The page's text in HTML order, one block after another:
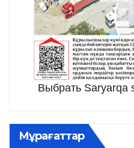
Выбрать
Мұрағаттар